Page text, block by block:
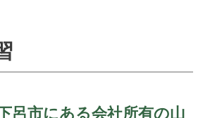
呂市にある会社所有の山